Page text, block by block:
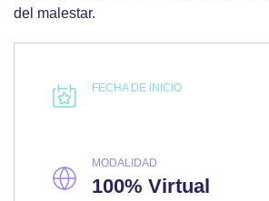
del malestar.
FECHA DE INICIO
MODALIDAD
100% Virtual